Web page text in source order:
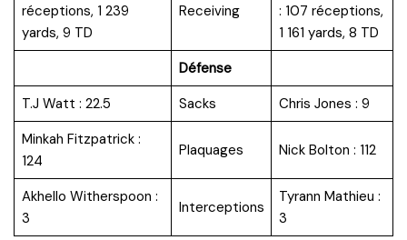
réceptions, 1 239
yards, 9 TD
Receiving
: 107 réceptions,
1 161 yards, 8 TD
Défense
T.J Watt : 22.5
Sacks
Chris Jones : 9
Minkah Fitzpatrick :
124
Plaquages Nick Bolton : 112
Akhello Witherspoon :
3
Interceptions
Tyrann Mathieu :
3